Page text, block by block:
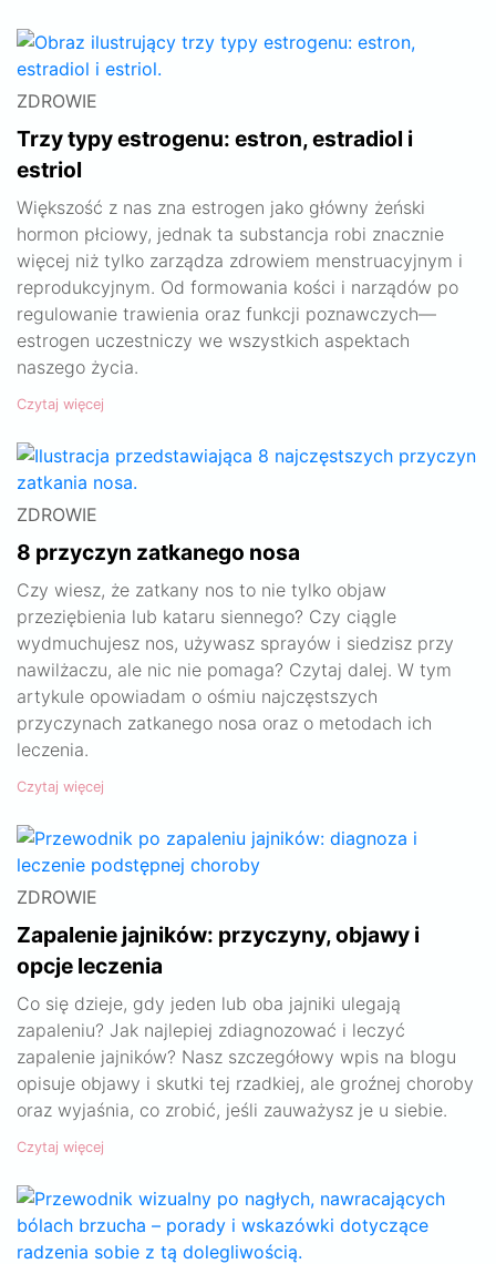
ZDROWIE
Trzy typy estrogenu: estron, estradiol i
estriol
Większość z nas zna estrogen jako główny żeński
hormon płciowy, jednak ta substancja robi znacznie
więcej niż tylko zarządza zdrowiem menstruacyjnym i
reprodukcyjnym. Od formowania kości i narządów po
regulowanie trawienia oraz funkcji poznawczych—
estrogen uczestniczy we wszystkich aspektach
naszego życia.
Czytaj więcej
ZDROWIE
8 przyczyn zatkanego nosa
Czy wiesz, że zatkany nos to nie tylko objaw
przeziębienia lub kataru siennego? Czy ciągle
wydmuchujesz nos, używasz sprayów i siedzisz przy
nawilżaczu, ale nic nie pomaga? Czytaj dalej. W tym
artykule opowiadam o ośmiu najczęstszych
przyczynach zatkanego nosa oraz o metodach ich
leczenia.
Czytaj więcej
ZDROWIE
Zapalenie jajników: przyczyny, objawy i
opcje leczenia
Co się dzieje, gdy jeden lub oba jajniki ulegają
zapaleniu? Jak najlepiej zdiagnozować i leczyć
zapalenie jajników? Nasz szczegółowy wpis na blogu
opisuje objawy i skutki tej rzadkiej, ale groźnej choroby
oraz wyjaśnia, co zrobić, jeśli zauważysz je u siebie.
Czytaj więcej